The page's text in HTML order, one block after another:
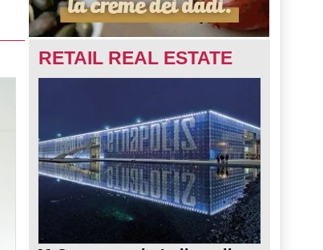
RETAIL REAL ESTATE